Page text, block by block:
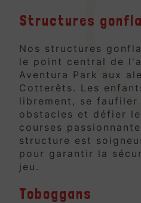
Structures
Nos structures
le point central de
Aventura Park aux
Cotterêts. Les
librement, se faufiler
obstacles et défier
courses
structure est
pour garantir la
jeu.
Toboggans